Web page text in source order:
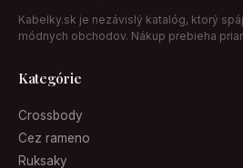
Kabelky.sk je nezávislý katalóg, ktorý
módnych obchodov. Nákup prebieha
Kategórie
Crossbody
Cez rameno
Ruksaky